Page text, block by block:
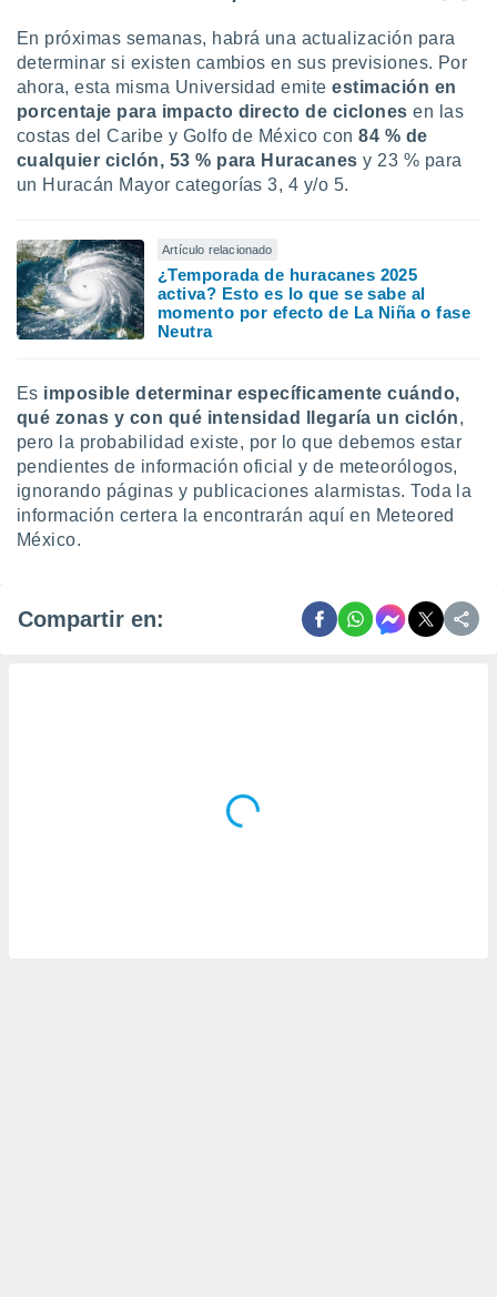
En próximas semanas, habrá una actualización para
determinar si existen cambios en sus previsiones. Por
ahora, esta misma Universidad emiteestimación en
porcentaje para impacto directo de ciclonesen las
costas del Caribe y Golfo de México con84 % de
cualquier ciclón, 53 % para Huracanes y 23 % para
un Huracán Mayor categorías 3, 4 y/o 5.
Artículo relacionado
¿Temporada de huracanes 2025
activa? Esto es lo que se sabe al
momento por efecto de La Niña o fase
Neutra
Es imposible determinar específicamente cuándo,
qué zonas y con qué intensidad llegaría un ciclón,
pero la probabilidad existe, por lo que debemos estar
pendientes de información oficial y de meteorólogos,
ignorando páginas y publicaciones alarmistas. Toda la
información certera la encontrarán aquí en Meteored
México.
Compartir en: